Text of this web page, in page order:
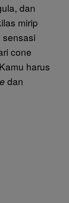
dan
mirip
sensasi
cone
harus
dan